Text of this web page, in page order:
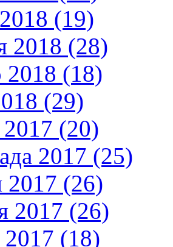
(19)
2018 (28)
2018 (18)
(29)
2017 (20)
2017 (25)
2017 (26)
2017 (26)
2017 (18)